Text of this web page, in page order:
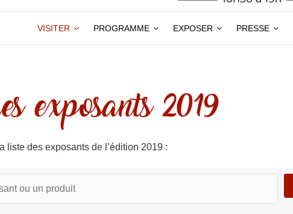
VISITER PROGRAMME EXPOSER PRESSE
exposants 2019
liste des exposants de l’édition 2019 :